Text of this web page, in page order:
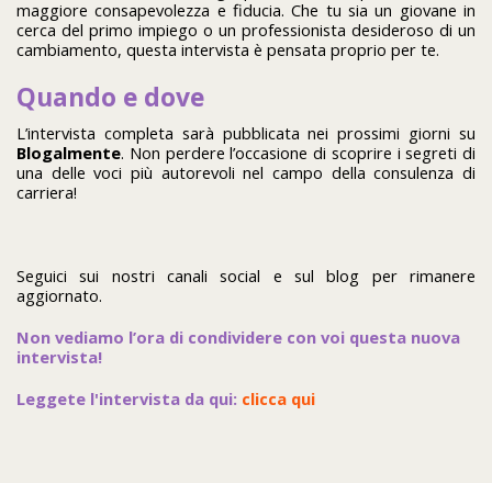
maggiore consapevolezza e fiducia. Che tu sia un giovane in
cerca del primo impiego o un professionista desideroso di un
cambiamento, questa intervista è pensata proprio per te.
Quando e dove
L’intervista completa sarà pubblicata nei prossimi giorni su
Blogalmente. Non perdere l’occasione di scoprire i segreti di
una delle voci più autorevoli nel campo della consulenza di
carriera!
Seguici sui nostri canali social e sul blog per rimanere
aggiornato.
Non vediamo l’ora di condividere con voi questa nuova
intervista!
Leggete l'intervista da qui: clicca qui